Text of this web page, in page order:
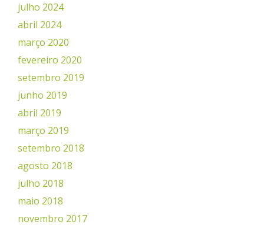
julho 2024
abril 2024
março 2020
fevereiro 2020
setembro 2019
junho 2019
abril 2019
março 2019
setembro 2018
agosto 2018
julho 2018
maio 2018
novembro 2017